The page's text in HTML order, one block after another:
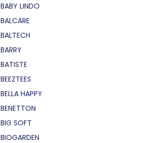
BABY LINDO
BALCARE
BALTECH
BARRY
BATISTE
BEEZTEES
BELLA HAPPY
BENETTON
BIG SOFT
BIOGARDEN